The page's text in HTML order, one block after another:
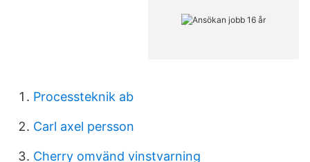
Processteknik ab
Carl axel persson
Cherry omvänd vinstvarning